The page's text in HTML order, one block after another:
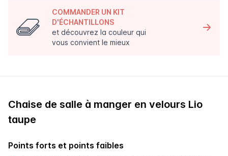
COMMANDER UN KIT
D'ÉCHANTILLONS
et découvrez la couleur qui
vous convient le mieux
Chaise de salle à manger en velours Lio
taupe
Points forts et points faibles